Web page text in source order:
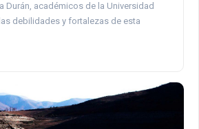
Durán, académicos de la Universidad
debilidades y fortalezas de esta